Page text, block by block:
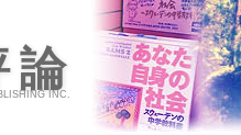
論
INC.